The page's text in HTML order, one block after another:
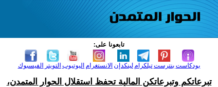
تابعونا على:
الفيسبوك التويتر اليوتيوب الانستغرام لينكدإن تيلكرامبنترست بودكاست
تبرعاتكم وتبرعاتكن المالية تحفظ استقلال الحوار المتمدن،